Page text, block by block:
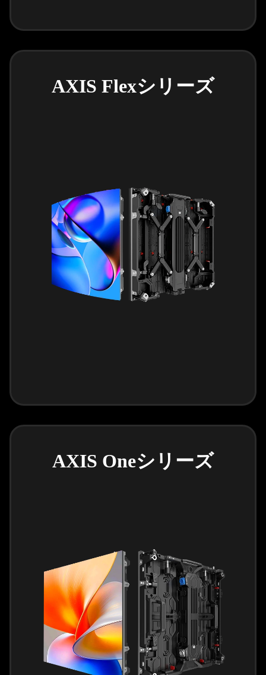
AXIS Flexシリーズ
AXIS Oneシリーズ